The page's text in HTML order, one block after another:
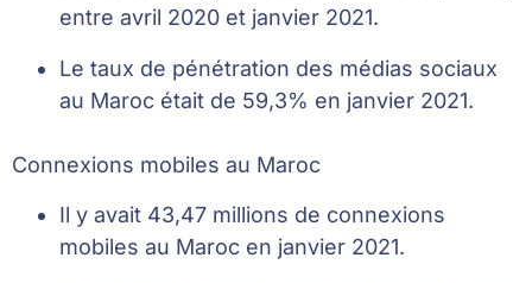
entre avril 2020 et janvier 2021.
Le taux de pénétration des médias sociaux
au Maroc était de 59,3% en janvier 2021.
Connexions mobiles au Maroc
Il y avait 43,47 millions de connexions
mobiles au Maroc en janvier 2021.